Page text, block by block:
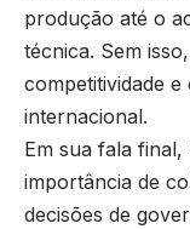
produção até o
técnica. Sem
competitividade
internacional.
Em sua fala
importância de
decisões de